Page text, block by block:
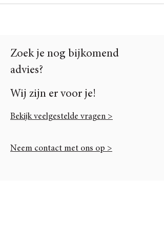
Zoek je nog bijkomend
advies?
Wij zijn er voor je!
Bekijk veelgestelde vragen >
Neem contact met ons op >